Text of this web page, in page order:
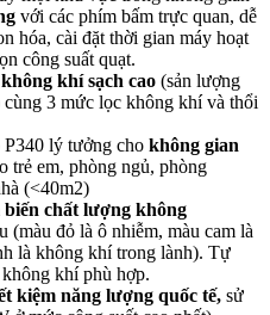
với các phím bấm trực quan, dễ
hóa, cài đặt thời gian máy hoạt
công suất quạt.
khí sạch cao (sản lượng
3 mức lọc không khí và thổi
lý tưởng cho không gian
trẻ em, phòng ngủ, phòng
(<40m2)
biến chất lượng không
(màu đỏ là ô nhiễm, màu cam là
là không khí trong lành). Tự
khí phù hợp.
kiệm năng lượng quốc tế, sử